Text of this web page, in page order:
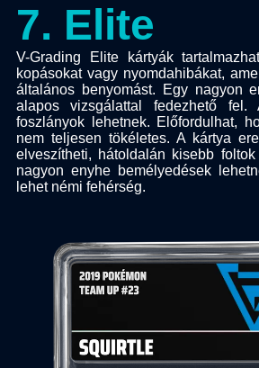
7. Elite
V-Grading Elite kártyák
kopásokat vagy nyomdahibákat,
általános benyomást. Egy nagyon
alapos vizsgálattal fedezhető fel.
foszlányok lehetnek. Előfordulhat,
nem teljesen tökéletes. A kártya
elveszítheti, hátoldalán kisebb
nagyon enyhe bemélyedések
lehet némi fehérség.